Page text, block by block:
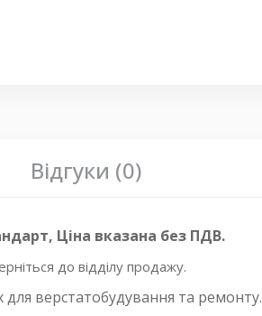
Відгуки (0)
Ціна вказана без ПДВ.
до відділу продажу.
верстатобудування та ремонту.